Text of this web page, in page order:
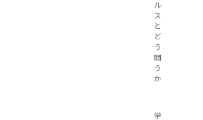
ル
ス
と
ど
う
闘
う
か
学